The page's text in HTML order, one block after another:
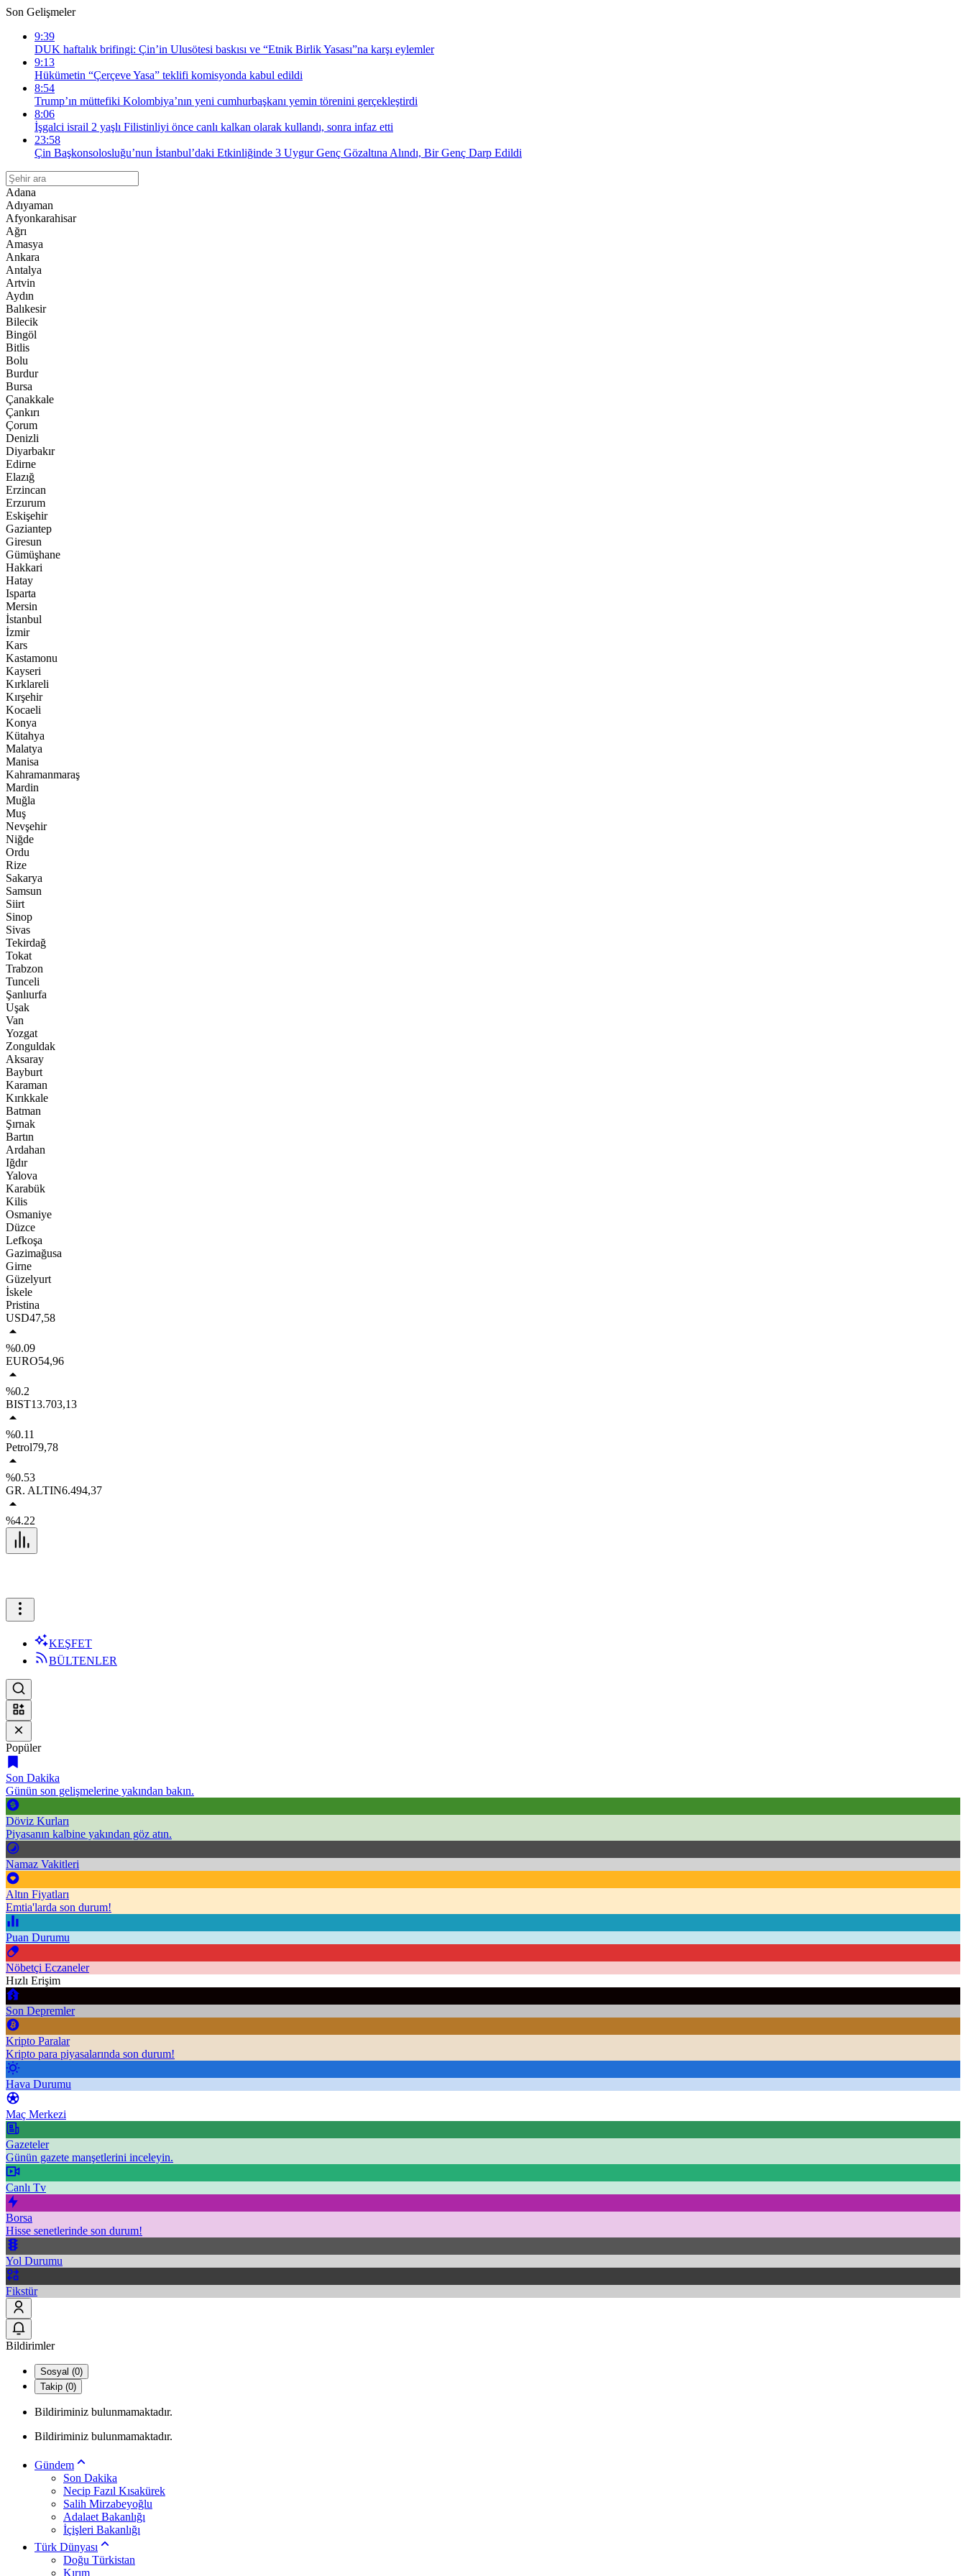
Son Gelişmeler
9:39
DUK haftalık brifingi: Çin’in Ulusötesi baskısı ve “Etnik Birlik Yasası”na karşı eylemler
9:13
Hükümetin “Çerçeve Yasa” teklifi komisyonda kabul edildi
8:54
Trump’ın müttefiki Kolombiya’nın yeni cumhurbaşkanı yemin törenini gerçekleştirdi
8:06
İşgalci israil 2 yaşlı Filistinliyi önce canlı kalkan olarak kullandı, sonra infaz etti
23:58
Çin Başkonsolosluğu’nun İstanbul’daki Etkinliğinde 3 Uygur Genç Gözaltına Alındı, Bir Genç Darp Edildi
Adana
Adıyaman
Afyonkarahisar
Ağrı
Amasya
Ankara
Antalya
Artvin
Aydın
Balıkesir
Bilecik
Bingöl
Bitlis
Bolu
Burdur
Bursa
Çanakkale
Çankırı
Çorum
Denizli
Diyarbakır
Edirne
Elazığ
Erzincan
Erzurum
Eskişehir
Gaziantep
Giresun
Gümüşhane
Hakkari
Hatay
Isparta
Mersin
İstanbul
İzmir
Kars
Kastamonu
Kayseri
Kırklareli
Kırşehir
Kocaeli
Konya
Kütahya
Malatya
Manisa
Kahramanmaraş
Mardin
Muğla
Muş
Nevşehir
Niğde
Ordu
Rize
Sakarya
Samsun
Siirt
Sinop
Sivas
Tekirdağ
Tokat
Trabzon
Tunceli
Şanlıurfa
Uşak
Van
Yozgat
Zonguldak
Aksaray
Bayburt
Karaman
Kırıkkale
Batman
Şırnak
Bartın
Ardahan
Iğdır
Yalova
Karabük
Kilis
Osmaniye
Düzce
Lefkoşa
Gazimağusa
Girne
Güzelyurt
İskele
Pristina
USD47,58
%0.09
EURO54,96
%0.2
BIST13.703,13
%0.11
Petrol79,78
%0.53
GR. ALTIN6.494,37
%4.22
KEŞFET
BÜLTENLER
Popüler
Son Dakika
Günün son gelişmelerine yakından bakın.
Döviz Kurları
Piyasanın kalbine yakından göz atın.
Namaz Vakitleri
Altın Fiyatları
Emtia'larda son durum!
Puan Durumu
Nöbetçi Eczaneler
Hızlı Erişim
Son Depremler
Kripto Paralar
Kripto para piyasalarında son durum!
Hava Durumu
Maç Merkezi
Gazeteler
Günün gazete manşetlerini inceleyin.
Canlı Tv
Borsa
Hisse senetlerinde son durum!
Yol Durumu
Fikstür
Bildirimler
Sosyal (0)
Takip (0)
Bildiriminiz bulunmamaktadır.
Bildiriminiz bulunmamaktadır.
Gündem
Son Dakika
Necip Fazıl Kısakürek
Salih Mirzabeyoğlu
Adalaet Bakanlığı
İçişleri Bakanlığı
Türk Dünyası
Doğu Türkistan
Kırım